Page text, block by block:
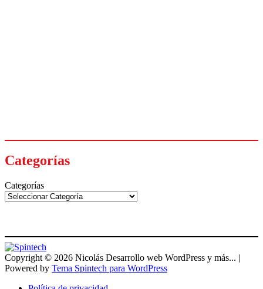
Categorías
Categorías
Copyright © 2026 Nicolás Desarrollo web WordPress y más... |
Powered by Tema Spintech para WordPress